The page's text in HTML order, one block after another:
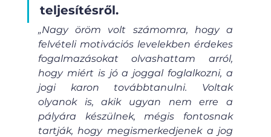
teljesítésről.
„Nagy öröm volt számomra, hogy a
felvételi motivációs levelekben érdekes
fogalmazásokat olvashattam arról,
hogy miért is jó a joggal foglalkozni, a
jogi karon továbbtanulni. Voltak
olyanok is, akik ugyan nem erre a
pályára készülnek, mégis fontosnak
tartják, hogy megismerkedjenek a jog